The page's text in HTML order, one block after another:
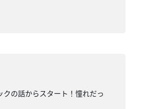
の話からスタート！憧れだっ